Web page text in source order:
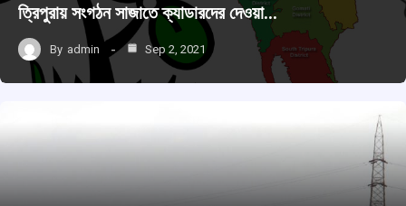
ত্রিপুরায় সংগঠন সাজাতে ক্যাডারদের দেওয়া…
By admin Sep 2, 2021